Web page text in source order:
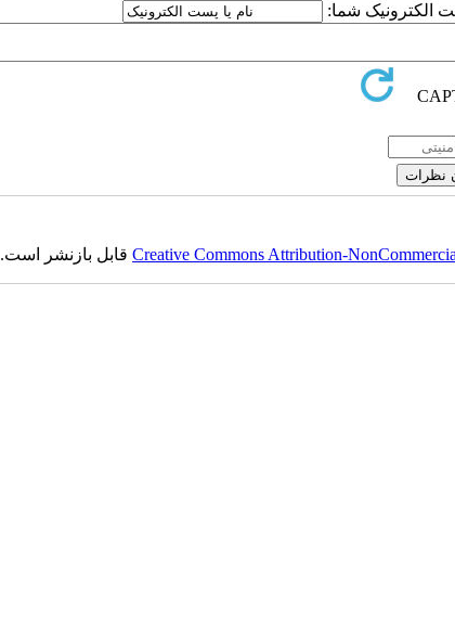
الکترونیک شما:
Creative Commons Attribution-قابل بازنشر است.